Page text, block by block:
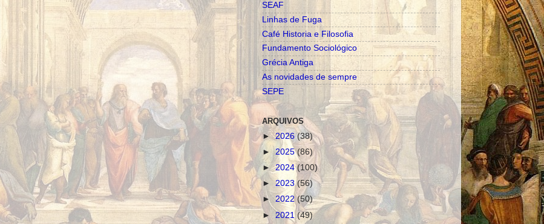
SEAF
Linhas de Fuga
Café Historia e Filosofia
Fundamento Sociológico
Grécia Antiga
As novidades de sempre
SEPE
ARQUIVOS
►2026(38)
►2025(86)
►2024(100)
► 2023(56)
► 2022 (50)
► 2021 (49)